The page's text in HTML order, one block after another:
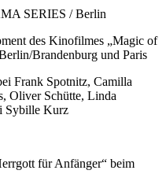
SERIES / Berlin
des Kinofilmes „Magic of
Brandenburg und Paris
Frank Spotnitz, Camilla
Oliver Schütte, Linda
Sybille Kurz
für Anfänger“ beim